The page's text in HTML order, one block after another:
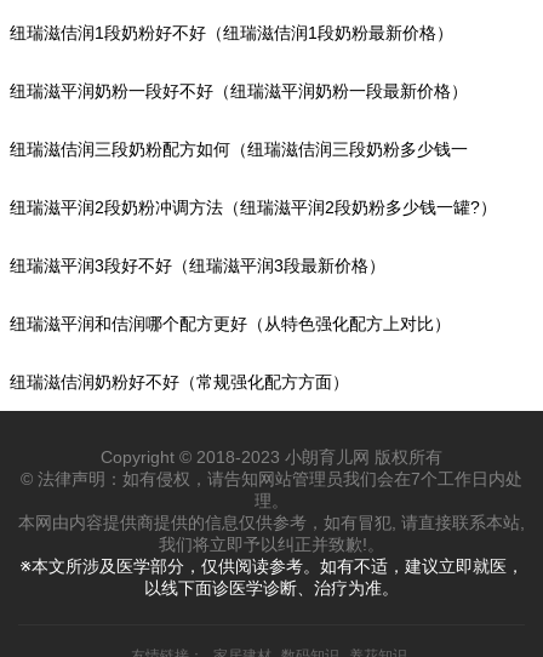
纽瑞滋佶润1段奶粉好不好（纽瑞滋佶润1段奶粉最新价格）
纽瑞滋平润奶粉一段好不好（纽瑞滋平润奶粉一段最新价格）
纽瑞滋佶润三段奶粉配方如何（纽瑞滋佶润三段奶粉多少钱一
罐?）
纽瑞滋平润2段奶粉冲调方法（纽瑞滋平润2段奶粉多少钱一罐?）
纽瑞滋平润3段好不好（纽瑞滋平润3段最新价格）
纽瑞滋平润和佶润哪个配方更好（从特色强化配方上对比）
纽瑞滋佶润奶粉好不好（常规强化配方方面）
Copyright © 2018-2023 小朗育儿网 版权所有
© 法律声明：如有侵权，请告知网站管理员我们会在7个工作日内处
理。
本网由内容提供商提供的信息仅供参考，如有冒犯, 请直接联系本站,
我们将立即予以纠正并致歉!。
※本文所涉及医学部分，仅供阅读参考。如有不适，建议立即就医，
以线下面诊医学诊断、治疗为准。